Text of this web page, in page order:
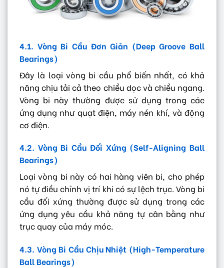
4.1. Vòng Bi Cầu Đơn Giản (Deep Groove Ball
Bearings)
Đây là loại vòng bi cầu phổ biến nhất, có khả
năng chịu tải cả theo chiều dọc và chiều ngang.
Vòng bi này thường được sử dụng trong các
ứng dụng như quạt điện, máy nén khí, và động
cơ điện.
4.2. Vòng Bi Cầu Đối Xứng (Self-Aligning Ball
Bearings)
Loại vòng bi này có hai hàng viên bi, cho phép
nó tự điều chỉnh vị trí khi có sự lệch trục. Vòng bi
cầu đối xứng thường được sử dụng trong các
ứng dụng yêu cầu khả năng tự cân bằng như
trục quay của máy móc.
4.3. Vòng Bi Cầu Chịu Nhiệt (High-Temperature
Ball Bearings)